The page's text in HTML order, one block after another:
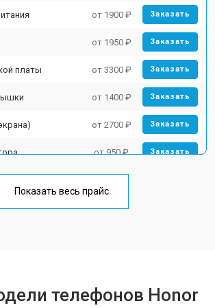
от 1900 ₽ Заказать
от 1950 ₽ Заказать
платы от 3300 ₽ Заказать
от 1400 ₽ Заказать
от 2700 ₽ Заказать
от 950 ₽ Заказать
от 3200 ₽
Показать весь прайс
телефонов Honor